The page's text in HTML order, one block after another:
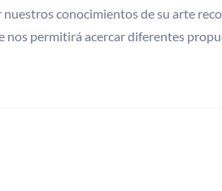
conocimientos de su arte
nos permitirá acercar diferentes